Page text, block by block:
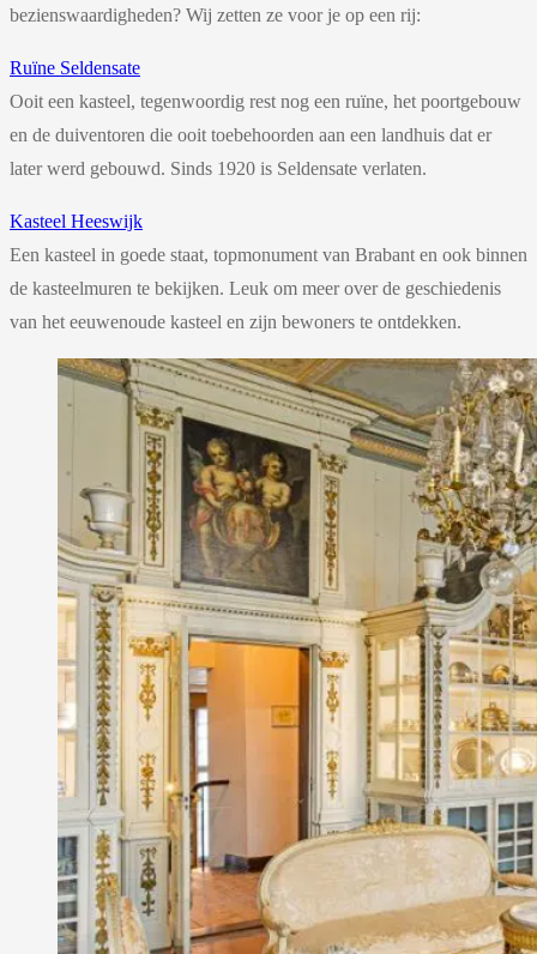
bezienswaardigheden? Wij zetten ze voor je op een rij:
Ruïne Seldensate
Ooit een kasteel, tegenwoordig rest nog een ruïne, het poortgebouw
en de duiventoren die ooit toebehoorden aan een landhuis dat er
later werd gebouwd. Sinds 1920 is Seldensate verlaten.
Kasteel Heeswijk
Een kasteel in goede staat, topmonument van Brabant en ook binnen
de kasteelmuren te bekijken. Leuk om meer over de geschiedenis
van het eeuwenoude kasteel en zijn bewoners te ontdekken.